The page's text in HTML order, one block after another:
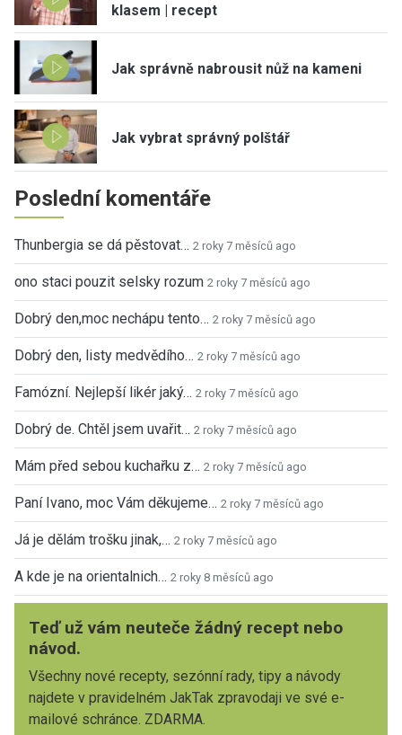
klasem | recept
Jak správně nabrousit nůž na kameni
Jak vybrat správný polštář
Poslední komentáře
Thunbergia se dá pěstovat… 2 roky 7 měsíců ago
ono staci pouzit selsky rozum 2 roky 7 měsíců ago
Dobrý den,moc nechápu tento… 2 roky 7 měsíců ago
Dobrý den, listy medvědího… 2 roky 7 měsíců ago
Famózní. Nejlepší likér jaký… 2 roky 7 měsíců ago
Dobrý de. Chtěl jsem uvařit… 2 roky 7 měsíců ago
Mám před sebou kuchařku z… 2 roky 7 měsíců ago
Paní Ivano, moc Vám děkujeme… 2 roky 7 měsíců ago
Já je dělám trošku jinak,… 2 roky 7 měsíců ago
A kde je na orientalnich… 2 roky 8 měsíců ago
Teď už vám neuteče žádný recept nebo
návod.
Všechny nové recepty, sezónní rady, tipy a návody
najdete v pravidelném JakTak zpravodaji ve své e-
mailové schránce. ZDARMA.